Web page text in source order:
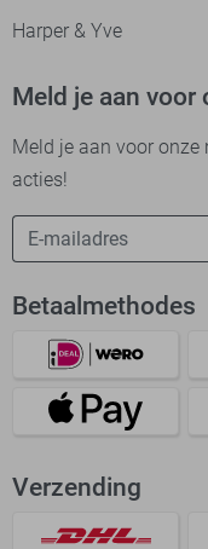
Harper & Yve
Meld je aan
Meld je aan voor onze
acties!
Betaalmethodes
Verzending